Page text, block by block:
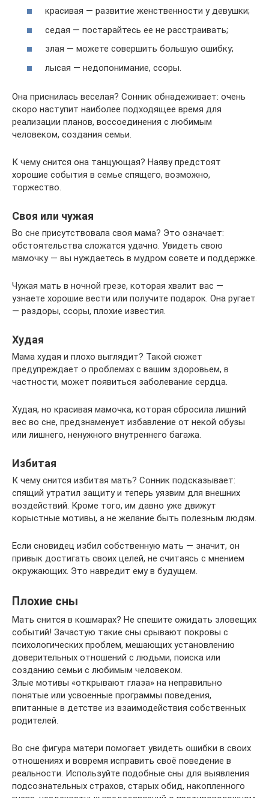
красивая — развитие женственности у девушки;
седая — постарайтесь ее не расстраивать;
злая — можете совершить большую ошибку;
лысая — недопонимание, ссоры.
Она приснилась веселая? Сонник обнадеживает: очень
скоро наступит наиболее подходящее время для
реализации планов, воссоединения с любимым
человеком, создания семьи.
К чему снится она танцующая? Наяву предстоят
хорошие события в семье спящего, возможно,
торжество.
Своя или чужая
Во сне присутствовала своя мама? Это означает:
обстоятельства сложатся удачно. Увидеть свою
мамочку — вы нуждаетесь в мудром совете и поддержке.
Чужая мать в ночной грезе, которая хвалит вас —
узнаете хорошие вести или получите подарок. Она ругает
— раздоры, ссоры, плохие известия.
Худая
Мама худая и плохо выглядит? Такой сюжет
предупреждает о проблемах с вашим здоровьем, в
частности, может появиться заболевание сердца.
Худая, но красивая мамочка, которая сбросила лишний
вес во сне, предзнаменует избавление от некой обузы
или лишнего, ненужного внутреннего багажа.
Избитая
К чему снится избитая мать? Сонник подсказывает:
спящий утратил защиту и теперь уязвим для внешних
воздействий. Кроме того, им давно уже движут
корыстные мотивы, а не желание быть полезным людям.
Если сновидец избил собственную мать — значит, он
привык достигать своих целей, не считаясь с мнением
окружающих. Это навредит ему в будущем.
Плохие сны
Мать снится в кошмарах? Не спешите ожидать зловещих
событий! Зачастую такие сны срывают покровы с
психологических проблем, мешающих установлению
доверительных отношений с людьми, поиска или
созданию семьи с любимым человеком.
Злые мотивы «открывают глаза» на неправильно
понятые или усвоенные программы поведения,
впитанные в детстве из взаимодействия собственных
родителей.
Во сне фигура матери помогает увидеть ошибки в своих
отношениях и вовремя исправить своё поведение в
реальности. Используйте подобные сны для выявления
подсознательных страхов, старых обид, накопленного